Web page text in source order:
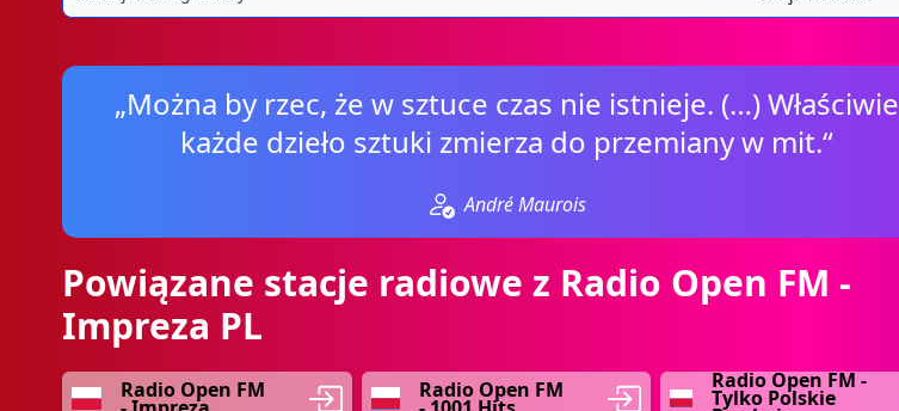
„Można by rzec, że w sztuce czas nie istnieje. (…) Właściwie
każde dzieło sztuki zmierza do przemiany w mit.“
André Maurois
Powiązane stacje radiowe z Radio Open FM -
Impreza PL
Radio Open FM Radio Open FM Radio Open FM -
Tylko Polskie